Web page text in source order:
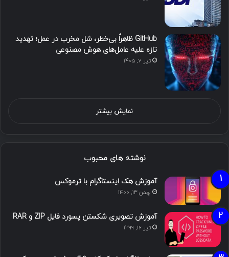
GitHub ظاهراً بی‌خطر، شل مخرب در عمل؛ تهدید
تازه علیه عامل‌های هوش مصنوعی
تیر ۷, ۱۴۰۵
نمایش بیشتر
نوشته های محبوب
آموزش هک اینستاگرام با ترموکس
بهمن ۱۳, ۱۴۰۰
آموزش تصویری شکستن پسورد فایل ZIP و RAR
تیر ۱۶, ۱۳۹۹